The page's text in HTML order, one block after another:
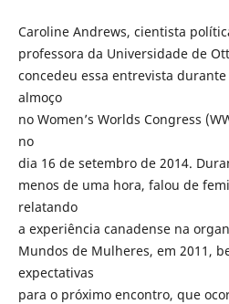
Caroline Andrews, cientista
professora da Universidade de
concedeu essa entrevista
almoço
no Women’s Worlds Congress
no
dia 16 de setembro de 2014.
menos de uma hora, falou de
relatando
a experiência canadense na
Mundos de Mulheres, em 2011,
expectativas
para o próximo encontro, que